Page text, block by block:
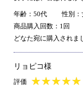
年齢：50代
性別：
商品購入回数：1回
どなた宛に購入されま
リョピコ様
評価 ★★★★★
★★★★★